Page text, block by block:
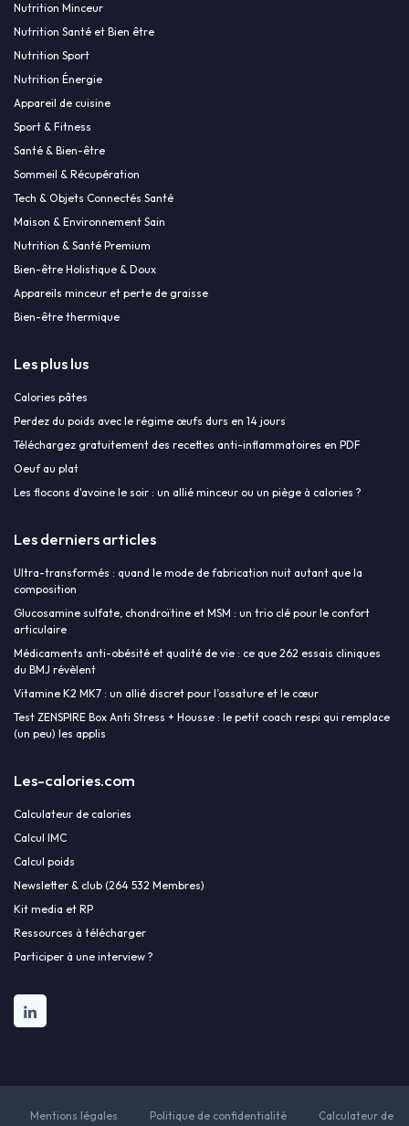
Nutrition Minceur
Nutrition Santé et Bien être
Nutrition Sport
Nutrition Énergie
Appareil de cuisine
Sport & Fitness
Santé & Bien-être
Sommeil & Récupération
Tech & Objets Connectés Santé
Maison & Environnement Sain
Nutrition & Santé Premium
Bien-être Holistique & Doux
Appareils minceur et perte de graisse
Bien-être thermique
Les plus lus
Calories pâtes
Perdez du poids avec le régime œufs durs en 14 jours
Téléchargez gratuitement des recettes anti-inflammatoires en PDF
Oeuf au plat
Les flocons d'avoine le soir : un allié minceur ou un piège à calories ?
Les derniers articles
Ultra-transformés : quand le mode de fabrication nuit autant que la
composition
Glucosamine sulfate, chondroïtine et MSM : un trio clé pour le confort
articulaire
Médicaments anti-obésité et qualité de vie : ce que 262 essais cliniques
du BMJ révèlent
Vitamine K2 MK7 : un allié discret pour l’ossature et le cœur
Test ZENSPIRE Box Anti Stress + Housse : le petit coach respi qui remplace
(un peu) les applis
Les-calories.com
Calculateur de calories
Calcul IMC
Calcul poids
Newsletter & club (264 532 Membres)
Kit media et RP
Ressources à télécharger
Participer à une interview ?
Mentions légales Politique de confidentialité
Calculateur de